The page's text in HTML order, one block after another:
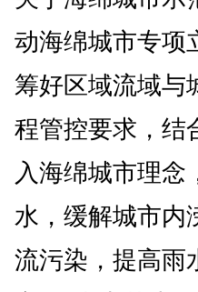
动海绵城市专项
筹好区域流域与
程管控要求，结
入海绵城市理念
水，缓解城市内
流污染，提高雨